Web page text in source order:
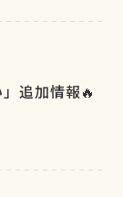
追加情報🔥